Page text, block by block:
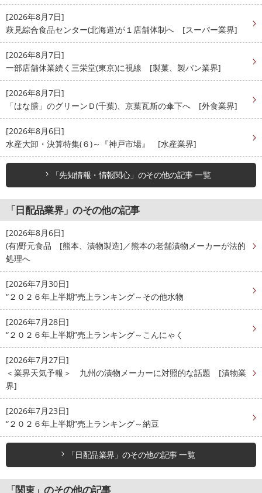
[2026年8月7日]
萩見綜合食品センター(北海道)が１店舗体制へ [スーパー業界]
[2026年8月7日]
一部店舗休業続く三栄堂(東京)に視線 [製菓、製パン業界]
[2026年8月7日]
「はな膳」のグリーンＤ(千葉)、京葉瓦斯の傘下へ [外食業界]
[2026年8月6日]
水産大卸・決算特集(６)～『神戸市場』 [水産業界]
「先知情報・情報関心」のその他の記事 一覧
「日配品業界」のその他の記事
[2026年8月6日]
(有)野元食品 [熊本、漬物製造]／熊本の老舗漬物メーカーが法的
処理へ
[2026年7月30日]
“２０２６年上半期”売上ランキング～その他水物
[2026年7月28日]
“２０２６年上半期”売上ランキング～こんにゃく
[2026年7月27日]
＜業界天気予報＞ 九州の漬物メーカーに対照的な話題 [漬物業
界]
[2026年7月23日]
“２０２６年上半期”売上ランキング～納豆
「日配品業界」のその他の記事 一覧
「関東」のその他の記事